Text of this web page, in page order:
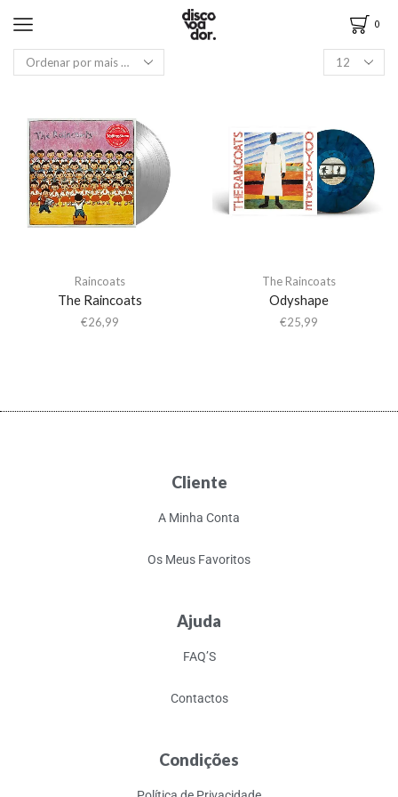
0
Raincoats
The Raincoats
€26,99
The Raincoats
Odyshape
€25,99
Cliente
A Minha Conta
Os Meus Favoritos
Ajuda
FAQ’S
Contactos
Condições